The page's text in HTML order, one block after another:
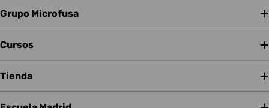
Grupo Microfusa
Cursos
Tienda